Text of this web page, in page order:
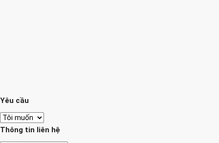
Yêu cầu
Thông tin liên hệ